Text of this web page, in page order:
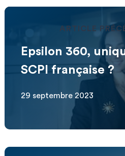
ARTICLE
Epsilon 360,
SCPI française ?
29 septembre 2023